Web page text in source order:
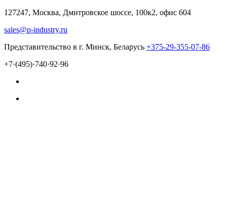
127247, Москва, Дмитровское шоссе, 100к2, офис 604
sales@p-industry.ru
Представительство в г. Минск, Беларусь +375-29-355-07-86
+7·(495)·740·92·96